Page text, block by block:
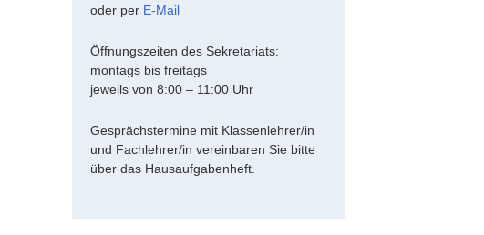
oder per E-Mail
Öffnungszeiten des Sekretariats:
montags bis freitags
jeweils von 8:00 – 11:00 Uhr
Gesprächstermine mit Klassenlehrer/in
und Fachlehrer/in vereinbaren Sie bitte
über das Hausaufgabenheft.